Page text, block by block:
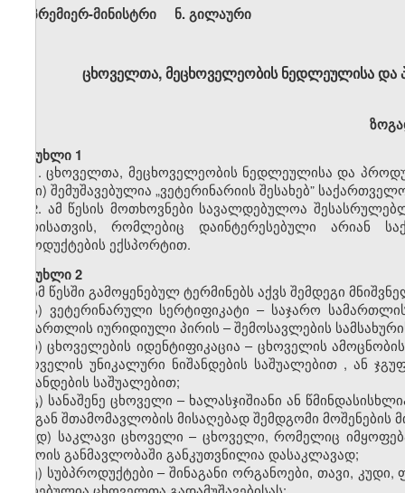
პრემიერ-მინისტრი ნ. გილაური
ცხოველთა, მეცხოველეობის ნედლეულისა და
მუხლი 1
1. ცხოველთა, მეცხოველეობის ნედლეულისა და
წესი) შემუშავებულია „ვეტერინარიის შესახებ”
2. ამ წესის მოთხოვნები სავალდებულოა
პირისათვის, რომლებიც დაინტერესებული არიან
პროდუქტების ექსპორტით.
მუხლი 2
ამ წესში გამოყენებულ ტერმინებს აქვს შემდეგი
ა) ვეტერინარული სერტიფიკატი – საჯარო
სამართლის იურიდიული პირის –შემოსავლების
ბ) ცხოველების იდენტიფიკაცია – ცხოველის ამოცნობის
ცხოველის უნიკალური ნიშანდების საშუალებით, ან
ნიშანდების საშუალებით;
გ) სანაშენე ცხოველი – ხალასჯიშიანი ან
მისგან შთამომავლობის მისაღებად შემდგომი მოშენების
დ) საკლავი ცხოველი – ცხოველი, რომელიც
დროის განმავლობაში განკუთვნილია დასაკლავად;
ე) სუბპროდუქტები – შინაგანი ორგანოები, თავი,